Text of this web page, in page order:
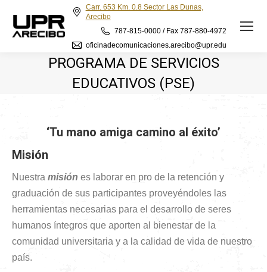
Carr. 653 Km. 0.8 Sector Las Dunas,
Arecibo
787-815-0000 / Fax 787-880-4972
oficinadecomunicaciones.arecibo@upr.edu
PROGRAMA DE SERVICIOS
EDUCATIVOS (PSE)
‘Tu mano amiga camino al éxito’
Misión
Nuestra misión es laborar en pro de la retención y
graduación de sus participantes proveyéndoles las
herramientas necesarias para el desarrollo de seres
humanos íntegros que aporten al bienestar de la
comunidad universitaria y a la calidad de vida de nuestro
país.